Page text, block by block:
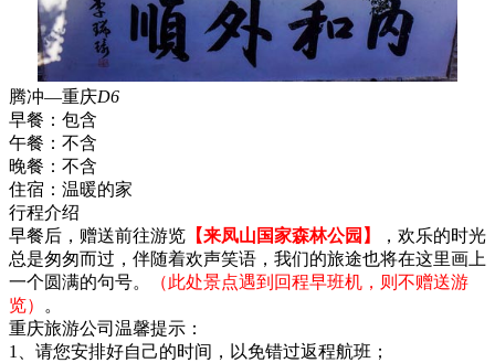
腾冲—重庆D6
早餐： 包含
午餐： 不含
晚餐： 不含
住宿： 温暖的家
行程介绍
早餐后，赠送前往游览 【来凤山国家森林公园】
，欢乐的时光
总是匆匆而过，伴随着欢声笑语，我们的旅途也将在这里画上
一个圆满的句号。
（此处景点遇到回程早班机，则不赠送游
览）
。
重庆旅游公司温馨提示：
1、请您安排好自己的时间，以免错过返程航班；